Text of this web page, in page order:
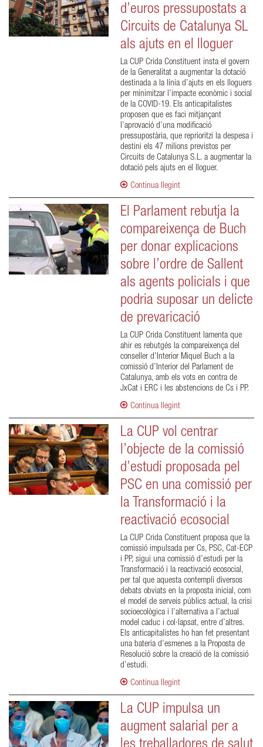
d’euros pressupostats a
Circuits de Catalunya SL
als ajuts en el lloguer
La CUP Crida Constituent insta el govern
de la Generalitat a augmentar la dotació
destinada a la línia d’ajuts en els lloguers
per minimitzar l’impacte econòmic i social
de la COVID-19. Els anticapitalistes
proposen que es faci mitjançant
l’aprovació d’una modificació
pressupostària, que reprioritzi la despesa i
destini els 47 milions previstos per
Circuits de Catalunya S.L. a augmentar la
dotació pels ajuts en el lloguer.
Continua llegint
El Parlament rebutja la
compareixença de Buch
per donar explicacions
sobre l’ordre de Sallent
als agents policials i que
podria suposar un delicte
de prevaricació
La CUP Crida Constituent lamenta que
ahir es rebutgés la compareixença del
conseller d’Interior Miquel Buch a la
comissió d’Interior del Parlament de
Catalunya, amb els vots en contra de
JxCat i ERC i les abstencions de Cs i PP.
Continua llegint
La CUP vol centrar
l’objecte de la comissió
d’estudi proposada pel
PSC en una comissió per
la Transformació i la
reactivació ecosocial
La CUP Crida Constituent proposa que la
comissió impulsada per Cs, PSC, Cat-ECP
i PP, sigui una comissió d’estudi per la
Transformació i la reactivació ecosocial,
per tal que aquesta contempli diversos
debats obviats en la proposta inicial, com
el model de serveis públics actual, la crisi
socioecològica i l’alternativa a l’actual
model caduc i col·lapsat, entre d’altres.
Els anticapitalistes ho han fet presentant
una bateria d’esmenes a la Proposta de
Resolució sobre la creació de la comissió
d’estudi.
Continua llegint
La CUP impulsa un
augment salarial per a